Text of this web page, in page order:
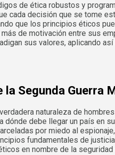
de ética robustos y
cada decisión que se tome
que los principios éticos
de motivación entre sus
sus valores, aplicando
Segunda Guerra
naturaleza de
debe llegar un país en
por miedo al
fundamentales de
en nombre de la